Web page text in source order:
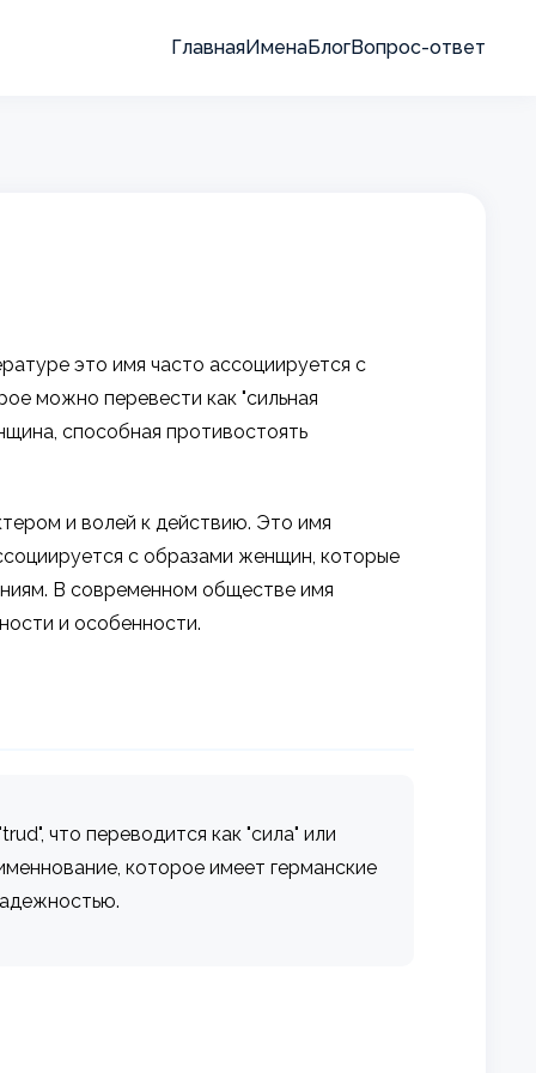
ГлавнаяИменаБлогВопрос-ответ
это имя часто ассоциируется с
можно перевести как "сильная
способная противостоять
и волей к действию. Это имя
с образами женщин, которые
В современном обществе имя
и особенности.
что переводится как "сила" или
которое имеет германские